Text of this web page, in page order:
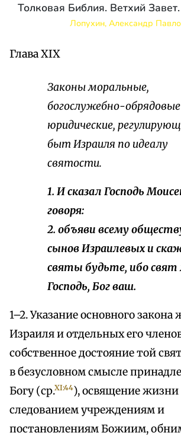
Толковая Библия. Ветхий
Лопухин, Александр
Глава XIX
Законы моральные,
богослужебно-
юридические,
быт Израиля по идеалу
святости.
1. И сказал Господь
говоря:
2. объяви всему
сынов Израилевых и
святы будьте, ибо свят
Господь, Бог ваш.
1–2. Указание основного закона
Израиля и отдельных его
собственное достояние той
в безусловном смысле
Богу (ср.XI:44), освящение жизни
следованием учреждениям и
постановлениям Божиим,